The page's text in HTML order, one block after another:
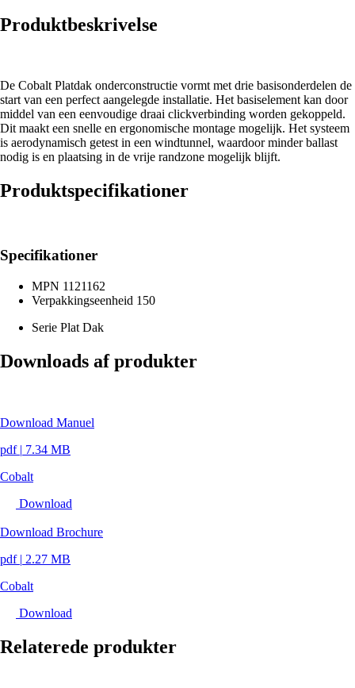
Produktbeskrivelse
De Cobalt Platdak onderconstructie vormt met drie basisonderdelen de
start van een perfect aangelegde installatie. Het basiselement kan door
middel van een eenvoudige draai clickverbinding worden gekoppeld.
Dit maakt een snelle en ergonomische montage mogelijk. Het systeem
is aerodynamisch getest in een windtunnel, waardoor minder ballast
nodig is en plaatsing in de vrije randzone mogelijk blijft.
Produktspecifikationer
Specifikationer
MPN 1121162
Verpakkingseenheid 150
Serie Plat Dak
Downloads af produkter
Download Manuel
pdf | 7.34 MB
Cobalt
Download
Download Brochure
pdf | 2.27 MB
Cobalt
Download
Relaterede produkter